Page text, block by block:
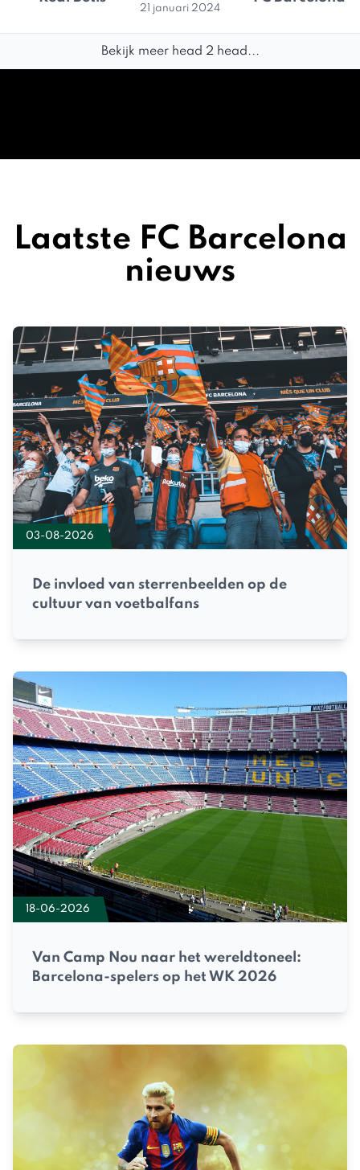
21 januari 2024
Bekijk meer head 2 head...
Laatste FC Barcelona
nieuws
03-08-2026
De invloed van sterrenbeelden op de
cultuur van voetbalfans
18-06-2026
Van Camp Nou naar het wereldtoneel:
Barcelona-spelers op het WK 2026